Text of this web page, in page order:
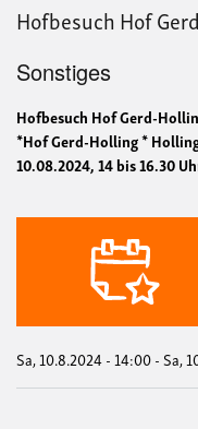
Hofbesuch Hof
Sonstiges
Hofbesuch Hof Gerd-
*Hof Gerd-Holling *
10.08.2024, 14 bis 16.30
Sa, 10.8.2024 - 14:00-Sa,